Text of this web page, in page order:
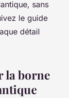
sans
le guide
détail
la borne